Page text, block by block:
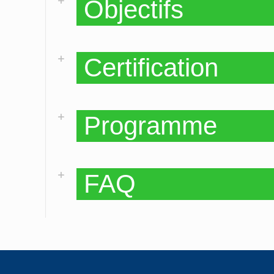
Objectifs
Certification
Programme
FAQ